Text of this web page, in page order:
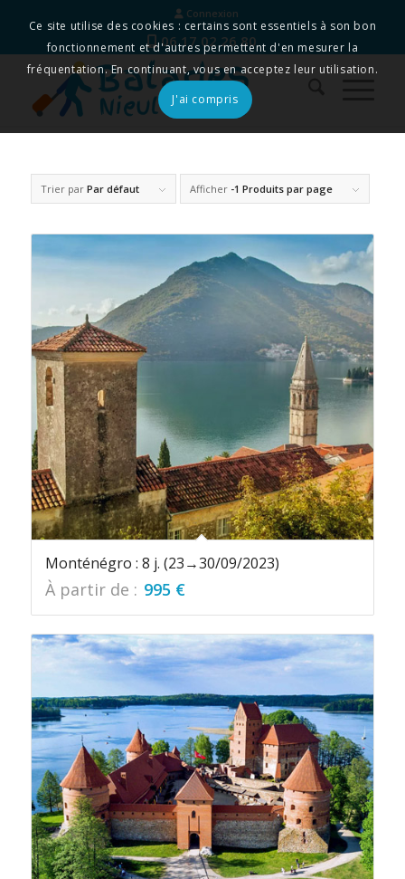
Connexion
06 17 02 26 80
Trier par Par défaut Afficher -1 Produits par page
Monténégro : 8 j. (23→30/09/2023)
À partir de : 995 €
Ce site utilise des cookies : certains sont essentiels à son bon
fonctionnement et d'autres permettent d'en mesurer la
fréquentation. En continuant, vous en acceptez leur utilisation.
J'ai compris